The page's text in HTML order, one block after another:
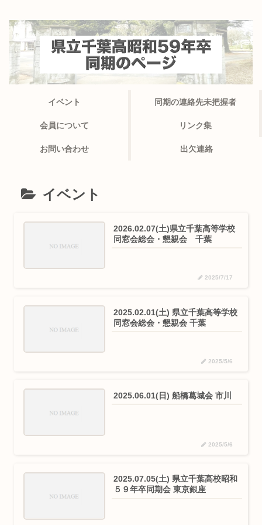
イベント 同期の連絡先未把握者
会員について リンク集
お問い合わせ 出欠連絡
イベント
2026.02.07(土)県立千葉高等学校
同窓会総会・懇親会 千葉
2025/7/17
2025.02.01(土) 県立千葉高等学校
同窓会総会・懇親会 千葉
2025/5/6
2025.06.01(日) 船橋葛城会 市川
2025/5/6
2025.07.05(土) 県立千葉高校昭和
５９年卒同期会 東京銀座